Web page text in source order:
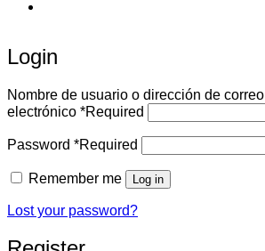
Login
Nombre de usuario o dirección de correo
electrónico *Required
Password *Required
Remember me Log in
Lost your password?